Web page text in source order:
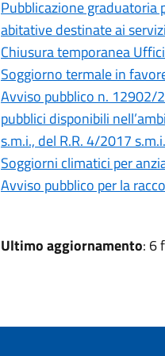
Pubblicazione graduatoria
abitative destinate ai
Chiusura temporanea
Soggiorno termale in
Avviso pubblico n. 12902/
pubblici disponibili
s.m.i., del R.R. 4/2017
Soggiorni climatici per
Avviso pubblico per la
Ultimo aggiornamento: 6